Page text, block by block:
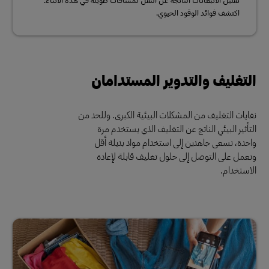
اكتشف فوائد الوقود الحيوي.
التغليف والتدوير المستدامان
نفايات التغليف من المشكلات البيئية الكبرى. وللحد من
التأثير البيئي الناتج عن التغليف الذي يستخدم مرة
واحدة، نسعى جاهدين إلى استخدام مواد بديلة أقل
ونعمل على التوصل إلى حلول تغليف قابلة لإعادة
الاستخدام.